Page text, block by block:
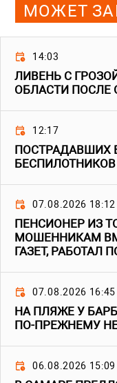
МОЖЕТ
14:03
ЛИВЕНЬ С
ОБЛАСТИ ПОСЛЕ
12:17
ПОСТРАДАВШИХ
07.08.2026 18:12
ПЕНСИОНЕР ИЗ
МОШЕННИКАМ
ГАЗЕТ, РАБОТАЛ
07.08.2026 16:45
НА ПЛЯЖЕ У
ПО-ПРЕЖНЕМУ
06.08.2026 15:09